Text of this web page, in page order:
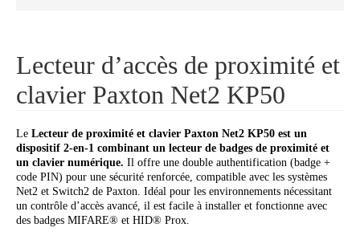
Lecteur d’accès de proximité et
clavier Paxton Net2 KP50
Le Lecteur de proximité et clavier Paxton Net2 KP50 est un
dispositif 2-en-1 combinant un lecteur de badges de proximité et
un clavier numérique. Il offre une double authentification (badge +
code PIN) pour une sécurité renforcée, compatible avec les systèmes
Net2 et Switch2 de Paxton. Idéal pour les environnements nécessitant
un contrôle d’accès avancé, il est facile à installer et fonctionne avec
des badges MIFARE® et HID® Prox.